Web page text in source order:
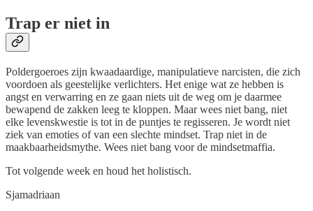
Trap er niet in
Poldergoeroes zijn kwaadaardige, manipulatieve narcisten, die zich
voordoen als geestelijke verlichters. Het enige wat ze hebben is
angst en verwarring en ze gaan niets uit de weg om je daarmee
bewapend de zakken leeg te kloppen. Maar wees niet bang, niet
elke levenskwestie is tot in de puntjes te regisseren. Je wordt niet
ziek van emoties of van een slechte mindset. Trap niet in de
maakbaarheidsmythe. Wees niet bang voor de mindsetmaffia.
Tot volgende week en houd het holistisch.
Sjamadriaan